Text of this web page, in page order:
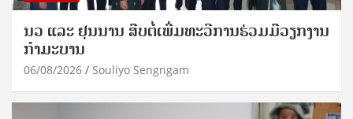
ນວ ແລະ ຢຸນນານ ສືບຕໍ່ເພີ່ມທະວີການຮ່ວມມືວຽກງານ
ກຳມະບານ
06/08/2026 Souliyo Sengngam